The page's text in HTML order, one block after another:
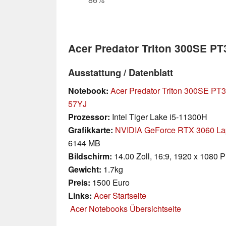
Acer Predator Triton 300SE
Ausstattung / Datenblatt
Notebook: Acer Predator Triton 300SE
57YJ
Prozessor: Intel Tiger Lake i5-11300H
Grafikkarte: NVIDIA GeForce RTX 3060
6144 MB
Bildschirm: 14.00 Zoll, 16:9, 1920 x 1080
Gewicht: 1.7kg
Preis: 1500 Euro
Links: Acer Startseite
Acer Notebooks Übersichtseite